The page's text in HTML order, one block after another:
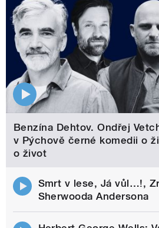
Benzína Dehtov. Ondřej
v Pýchově černé komedii o
o život
Smrt v lese, Já vůl…!,
Sherwooda Andersona